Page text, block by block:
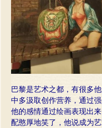
巴黎是艺术之都，有很多
中多汲取创作营养，通过
他的感情通过绘画表现出
配憨厚地笑了，他说成为